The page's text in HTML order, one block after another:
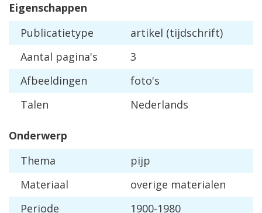
Eigenschappen
Publicatietype
artikel (tijdschrift)
Aantal pagina's
3
Afbeeldingen
foto's
Talen
Nederlands
Onderwerp
Thema
pijp
Materiaal
overige materialen
Periode
1900-1980